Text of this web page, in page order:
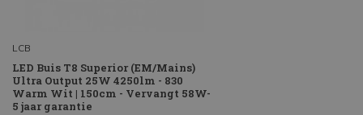
LCB
LED Buis T8 Superior (EM/Mains)
Ultra Output 25W 4250lm - 830
Warm Wit | 150cm - Vervangt 58W-
5 jaar garantie